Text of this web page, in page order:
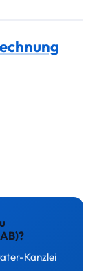
Kanzlei